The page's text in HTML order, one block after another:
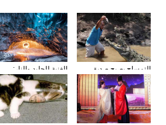
الغنية للجليد والنار:
المصور يلتقط صورا في
الأنهار الجليدية
التمساح يصبح صديق
الناس في كوستا ريكا